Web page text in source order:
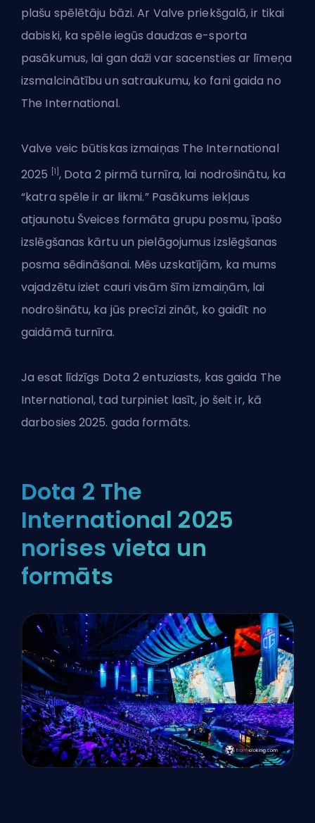
plašu spēlētāju bāzi. Ar Valve priekšgalā, ir tikai
dabiski, ka spēle iegūsdaudzas e-sporta
pasākumus, lai gan daži var sacensties ar līmeņa
izsmalcinātību un satraukumu, ko fani gaida no
The International.
Valve veic būtiskas izmaiņas The International
2025
[1] , Dota 2 pirmā turnīra, lai nodrošinātu, ka
“katra spēle ir ar likmi.” Pasākums iekļaus
atjaunotu Šveices formāta grupu posmu, īpašo
izslēgšanas kārtu un pielāgojumus izslēgšanas
posma sēdināšanai. Mēs uzskatījām, ka mums
vajadzētu iziet cauri visām šīm izmaiņām, lai
nodrošinātu, ka jūs precīzi zināt, ko gaidīt no
gaidāmā turnīra.
Ja esat līdzīgs Dota 2 entuziasts, kas gaida The
International, tad turpiniet lasīt, jo šeit ir, kā
darbosies 2025. gada formāts.
Dota 2 The
International 2025
norises vieta un
formāts